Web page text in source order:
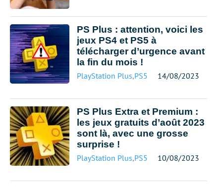
PS Plus : attention, voici les
jeux PS4 et PS5 à
télécharger d’urgence avant
la fin du mois !
PlayStation Plus,PS5 14/08/2023
PS Plus Extra et Premium :
les jeux gratuits d’août 2023
sont là, avec une grosse
surprise !
PlayStation Plus,PS5 10/08/2023